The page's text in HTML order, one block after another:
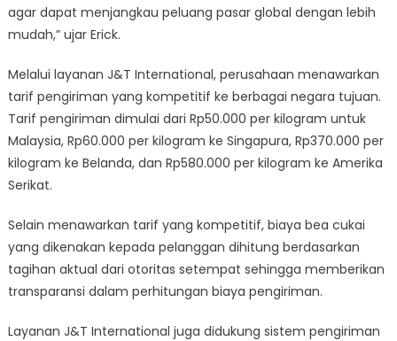
agar dapat menjangkau peluang pasar global dengan lebih
mudah,” ujar Erick.
Melalui layanan J&T International, perusahaan menawarkan
tarif pengiriman yang kompetitif ke berbagai negara tujuan.
Tarif pengiriman dimulai dari Rp50.000 per kilogram untuk
Malaysia, Rp60.000 per kilogram ke Singapura, Rp370.000 per
kilogram ke Belanda, dan Rp580.000 per kilogram ke Amerika
Serikat.
Selain menawarkan tarif yang kompetitif, biaya bea cukai
yang dikenakan kepada pelanggan dihitung berdasarkan
tagihan aktual dari otoritas setempat sehingga memberikan
transparansi dalam perhitungan biaya pengiriman.
Layanan J&T International juga didukung sistem pengiriman